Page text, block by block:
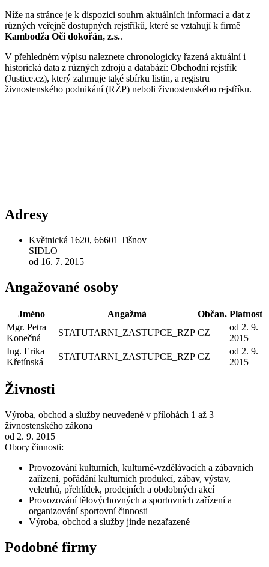
Níže na stránce je k dispozici souhrn aktuálních informací a dat z
různých veřejně dostupných rejstříků, které se vztahují k firmě
Kambodža Oči dokořán, z.s..
V přehledném výpisu naleznete chronologicky řazená aktuální i
historická data z různých zdrojů a databází: Obchodní rejstřík
(Justice.cz), který zahrnuje také sbírku listin, a registru
živnostenského podnikání (RŽP) neboli živnostenského rejstříku.
Adresy
Květnická 1620, 66601 Tišnov
SIDLO
od 16. 7. 2015
Angažované osoby
Jméno Angažmá Občan. Platnost
Mgr. Petra
Konečná
STATUTARNI_ZASTUPCE_RZP CZ
od 2. 9.
2015
Ing. Erika
Křetínská
STATUTARNI_ZASTUPCE_RZP CZ
od 2. 9.
2015
Živnosti
Výroba, obchod a služby neuvedené v přílohách 1 až 3
živnostenského zákona
od 2. 9. 2015
Obory činnosti:
Provozování kulturních, kulturně-vzdělávacích a zábavních
zařízení, pořádání kulturních produkcí, zábav, výstav,
veletrhů, přehlídek, prodejních a obdobných akcí
Provozování tělovýchovných a sportovních zařízení a
organizování sportovní činnosti
Výroba, obchod a služby jinde nezařazené
Podobné firmy